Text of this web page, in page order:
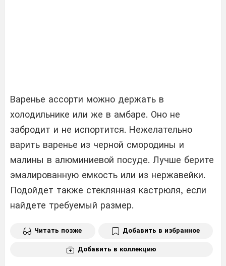
Варенье ассорти можно держать в
холодильнике или же в амбаре. Оно не
забродит и не испортится. Нежелательно
варить варенье из черной смородины и
малины в алюминиевой посуде. Лучше берите
эмалированную емкость или из нержавейки.
Подойдет также стеклянная кастрюля, если
найдете требуемый размер.
Читать позже Добавить в избранное
Добавить в коллекцию